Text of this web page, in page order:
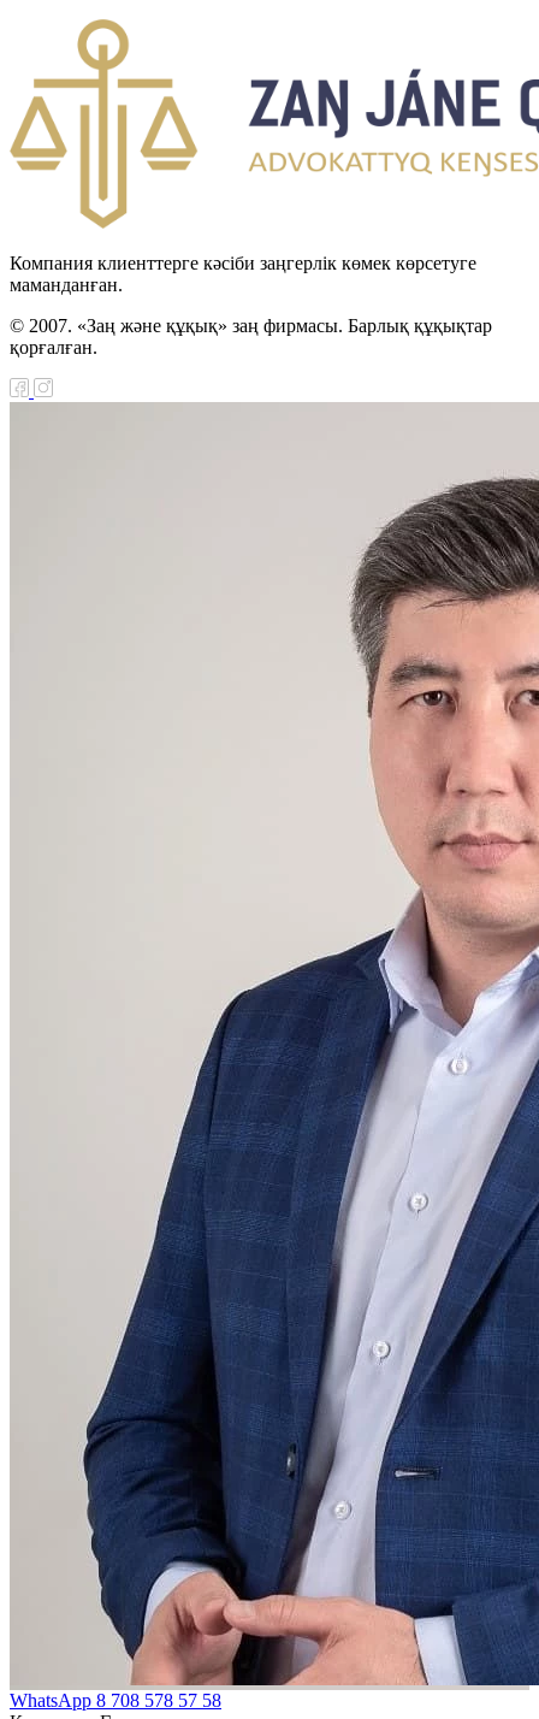
Компания клиенттерге кәсіби заңгерлік көмек көрсетуге
маманданған.
© 2007. «Заң және құқық» заң фирмасы. Барлық құқықтар
қорғалған.
WhatsApp 8 708 578 57 58